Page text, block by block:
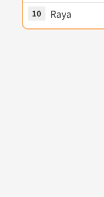
10 Raya